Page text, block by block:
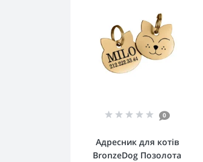
0
Адресник для котів
BronzeDog Позолота